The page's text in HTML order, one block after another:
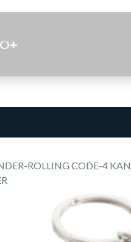
ROLLING CODE-4